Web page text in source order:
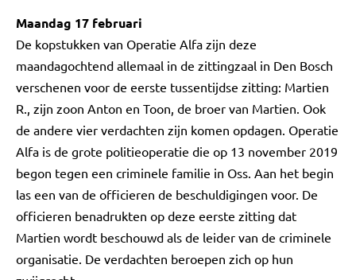
Maandag 17 februari
De kopstukken van Operatie Alfa zijn deze
maandagochtend allemaal in de zittingzaal in Den Bosch
verschenen voor de eerste tussentijdse zitting: Martien
R., zijn zoon Anton en Toon, de broer van Martien. Ook
de andere vier verdachten zijn komen opdagen. Operatie
Alfa is de grote politieoperatie die op 13 november 2019
begon tegen een criminele familie in Oss. Aan het begin
las een van de officieren de beschuldigingen voor. De
officieren benadrukten op deze eerste zitting dat
Martien wordt beschouwd als de leider van de criminele
organisatie. De verdachten beroepen zich op hun